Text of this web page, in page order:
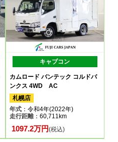
キャブコン
カムロード バンテック コルドバ
ンクス 4WD AC
札幌店
年式：令和4年(2022年)
走行距離：60,711km
1097.2万円(税込)